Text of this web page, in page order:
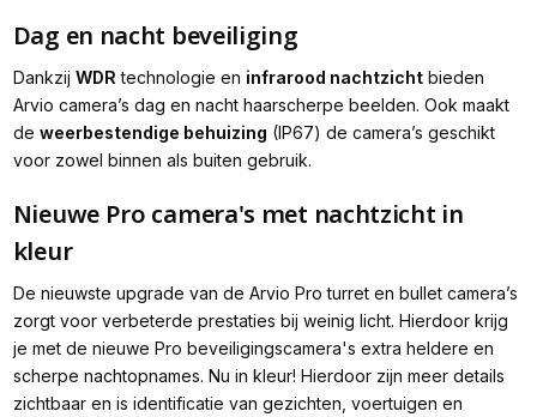
Dag en nacht beveiliging
Dankzij WDR technologie en infrarood nachtzichtbieden
Arvio camera’s dag en nacht haarscherpe beelden. Ook maakt
de weerbestendige behuizing (IP67) de camera’s geschikt
voor zowel binnen als buiten gebruik.
Nieuwe Pro camera's met nachtzicht in
kleur
De nieuwste upgrade van de Arvio Pro turret en bullet camera’s
zorgt voor verbeterde prestaties bij weinig licht. Hierdoor krijg
je met de nieuwe Pro beveiligingscamera's extra heldere en
scherpe nachtopnames. Nu in kleur! Hierdoor zijn meer details
zichtbaar en is identificatie van gezichten, voertuigen en